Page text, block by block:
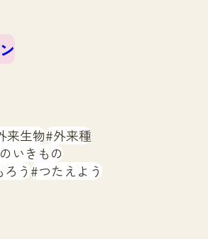
来生物 外来種
いきもの
ろう つたえよう